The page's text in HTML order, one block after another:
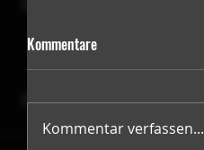
Kommentare
Kommentar verfassen...